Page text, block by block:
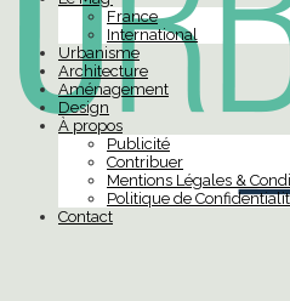
France
International
Urbanisme
Architecture
Aménagement
Design
À propos
Publicité
Contribuer
Mentions Légales &
Politique de
Contact